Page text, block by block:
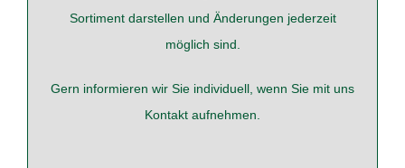
Sortiment darstellen und Änderungen jederzeit
möglich sind.
Gern informieren wir Sie individuell, wenn Sie mit uns
Kontakt aufnehmen.